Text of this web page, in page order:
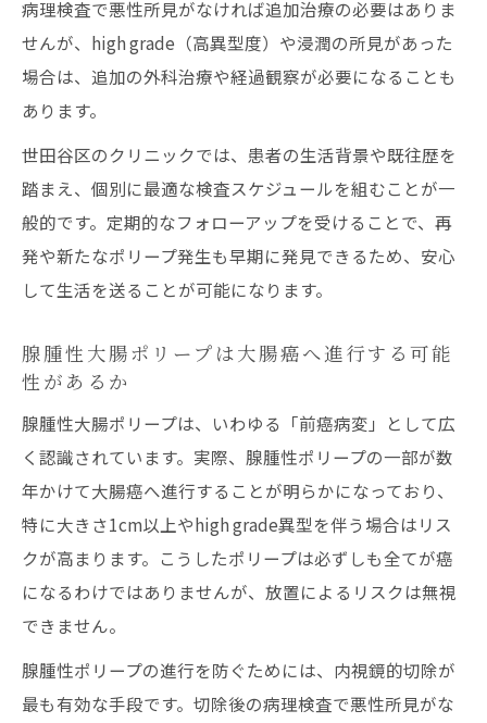
大腸癌や大腸ポリープの早期発見で健康維
病理検査で悪性所見がなければ追加治療の必要はありま
せんが、high grade（高異型度）や浸潤の所見があった
場合は、追加の外科治療や経過観察が必要になることも
あります。
世田谷区のクリニックでは、患者の生活背景や既往歴を
踏まえ、個別に最適な検査スケジュールを組むことが一
般的です。定期的なフォローアップを受けることで、再
発や新たなポリープ発生も早期に発見できるため、安心
して生活を送ることが可能になります。
腺腫性大腸ポリープは大腸癌へ進行する可能
性があるか
腺腫性大腸ポリープは、いわゆる「前癌病変」として広
く認識されています。実際、腺腫性ポリープの一部が数
年かけて大腸癌へ進行することが明らかになっており、
特に大きさ1cm以上やhigh grade異型を伴う場合はリス
クが高まります。こうしたポリープは必ずしも全てが癌
になるわけではありませんが、放置によるリスクは無視
できません。
腺腫性ポリープの進行を防ぐためには、内視鏡的切除が
最も有効な手段です。切除後の病理検査で悪性所見がな